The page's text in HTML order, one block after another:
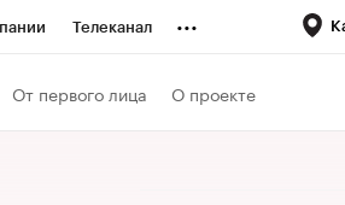
Телеканал ...
От первого лица О проекте